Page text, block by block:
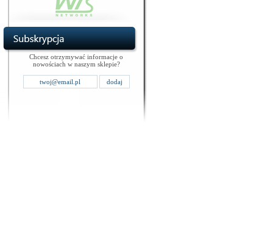
Chcesz otrzymywać informacje o
nowościach w naszym sklepie?